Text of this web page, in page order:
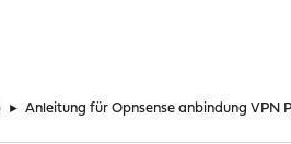
► Anleitung für Opnsense anbindung VPN